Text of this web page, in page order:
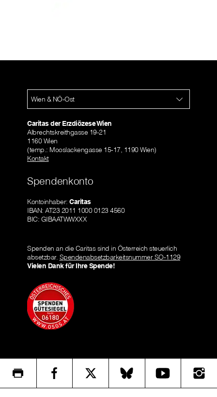
Wien & NÖ-Ost
Caritas der Erzdiözese Wien
Albrechtskreithgasse 19-21
1160 Wien
(temp.: Mooslackengasse 15-17, 1190 Wien)
Kontakt
Spendenkonto
Kontoinhaber: Caritas
IBAN: AT23 2011 1000 0123 4560
BIC: GIBAATWWXXX
Spenden an die Caritas sind in Österreich steuerlich
absetzbar. Spendenabsetzbarkeitsnummer SO-1129
Vielen Dank für Ihre Spende!